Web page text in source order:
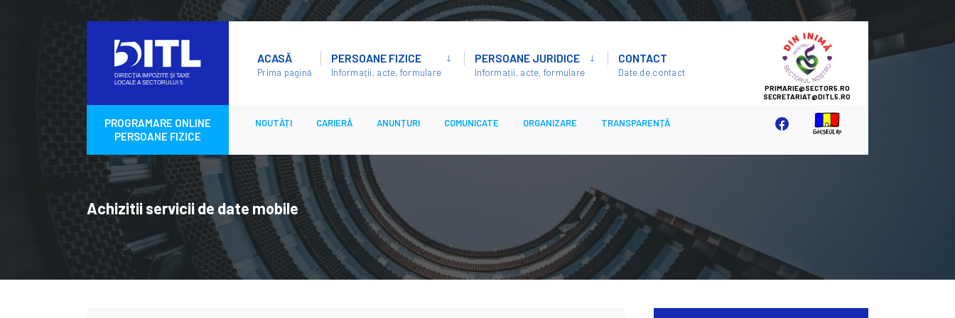
content
ACASĂ
Prima pagină
PERSOANE FIZICE
Informații, acte, formulare
PERSOANE JURIDICE
Informații, acte, formulare
CONTACT
Date de contact
SECTOR
5
PROGRAMARE ONLINE
PERSOANE FIZICE
NOUTĂȚI CARIERĂ ANUNȚURI COMUNICATE ORGANIZARE TRANSPARENȚĂ
Achizitii servicii de date mobile